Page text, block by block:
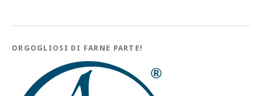
ORGOGLIOSI DI FARNE PARTE!